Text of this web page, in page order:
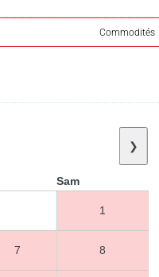
Commodités
❯
Sam
1
7 8